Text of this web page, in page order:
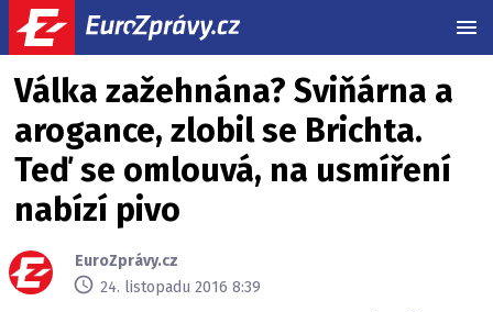
Válka zažehnána? Sviňárna a
arogance, zlobil se Brichta.
Teď se omlouvá, na usmíření
nabízí pivo
EuroZprávy.cz
24. listopadu 2016 8:39